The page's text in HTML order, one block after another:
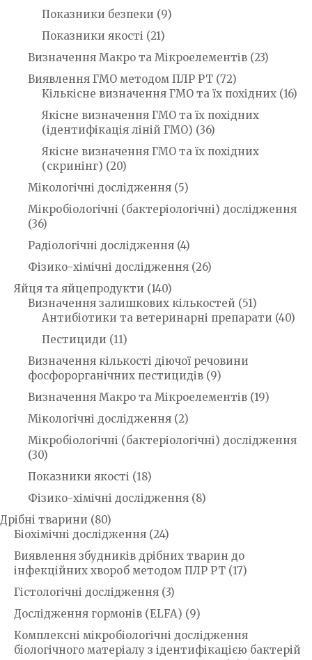
Показники безпеки (9)
Показники якості (21)
Визначення Макро та Мікроелементів (23)
Виявлення ГМО методом ПЛР РТ (72)
Кількісне визначення ГМО та їх похідних (16)
Якісне визначення ГМО та їх похідних
(ідентифікація ліній ГМО) (36)
Якісне визначення ГМО та їх похідних
(скринінг) (20)
Мікологічні дослідження (5)
Мікробіологічні (бактеріологічні) дослідження
(36)
Радіологічні дослідження (4)
Фізико-хімічні дослідження (26)
Яйця та яйцепродукти (140)
Визначення залишкових кількостей (51)
Антибіотики та ветеринарні препарати (40)
Пестициди (11)
Визначення кількості діючої речовини
фосфорорганічних пестицидів (9)
Визначення Макро та Мікроелементів (19)
Мікологічні дослідження (2)
Мікробіологічні (бактеріологічні) дослідження
(30)
Показники якості (18)
Фізико-хімічні дослідження (8)
Дрібні тварини (80)
Біохімічні дослідження (24)
Виявлення збудників дрібних тварин до
інфекційних хвороб методом ПЛР РТ (17)
Гістологічні дослідження (3)
Дослідження гормонів (ELFA) (9)
Комплексні мікробіологічні дослідження
біологічного матеріалу з ідентифікацією бактерій